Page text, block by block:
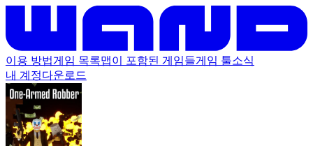
이용 방법게임 목록맵이 포함된 게임들게임 툴소식
내 계정다운로드